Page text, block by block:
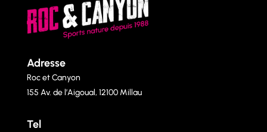
Adresse
Roc et Canyon
155 Av. de l’Aigoual, 12100 Millau
Tel